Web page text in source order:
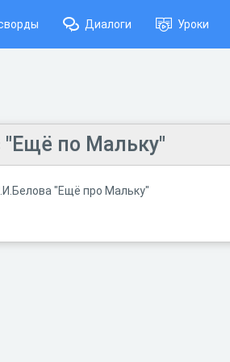
Диалоги Уроки
"Ещё по Мальку"
"Ещё про Мальку"